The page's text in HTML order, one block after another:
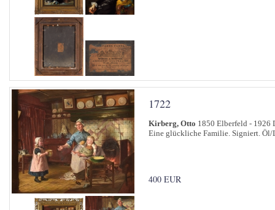
1722
Kirberg, Otto 1850 Elberfeld - 1926
Eine glückliche Familie. Signiert. Öl/
400 EUR